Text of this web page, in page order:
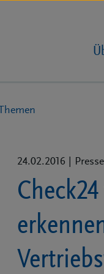
Themen
24.02.2016 |